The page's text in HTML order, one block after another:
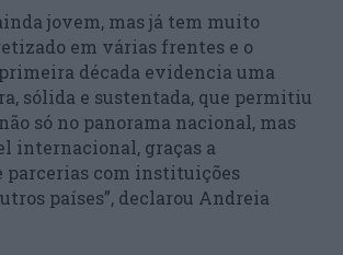
jovem, mas já tem muito
em várias frentes e o
década evidencia uma
sólida e sustentada, que permitiu
só no panorama nacional, mas
internacional, graças a
parcerias com instituições
países”, declarou Andreia